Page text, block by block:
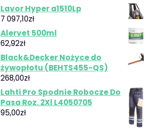
Lavor Hyper a1510Lp
7 097,10zł
Alervet 500ml
62,92zł
Black&Decker Nożyce do
żywopłotu (BEHTS455-QS)
268,00zł
Lahti Pro Spodnie Robocze Do
Pasa Roz. 2Xl L4050705
95,00zł